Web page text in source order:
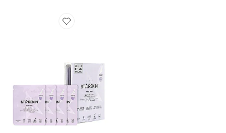
Favorite LOT DE MASQUES POUR LES PIEDS MAGIC